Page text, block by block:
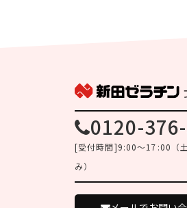
0120-
[受付時間]9:00～17:00（
み）